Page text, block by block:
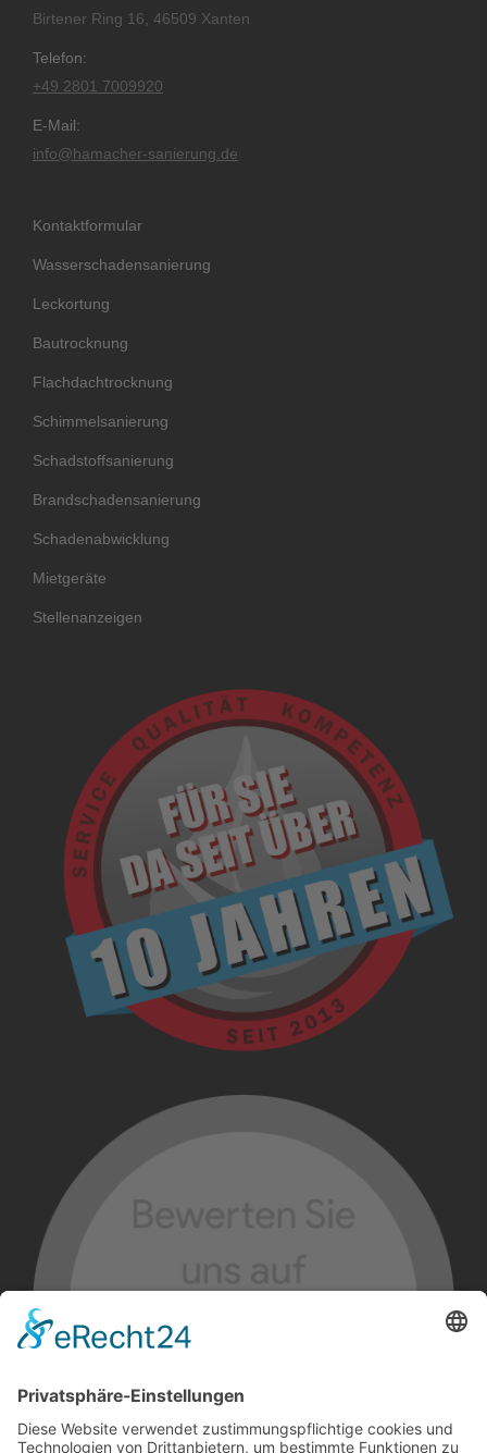
Birtener Ring 16, 46509 Xanten
Telefon:
+49 2801 7009920
E-Mail:
info@hamacher-sanierung.de
Kontaktformular
Wasserschadensanierung
Leckortung
Bautrocknung
Flachdachtrocknung
Schimmelsanierung
Schadstoffsanierung
Brandschadensanierung
Schadenabwicklung
Mietgeräte
Stellenanzeigen